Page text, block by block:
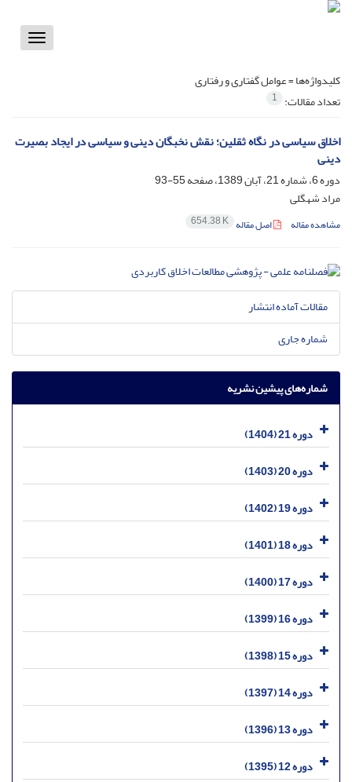
Toggle
کلیدواژه‌ها =عوامل گفتاری و رفتاری
تعداد مقالات: 1
اخلاق سیاسی در نگاه ثقلین؛ نقش نخبگان دینی و سیاسی در ایجاد بصیرت
دینی
دوره 6، شماره 21، آبان 1389، صفحه
55-93
مراد شهگلی
مشاهده مقاله اصل مقاله 654.38 K
مقالات آماده انتشار
شماره جاری
شماره‌های پیشین نشریه
دوره 21 (1404)
دوره 20 (1403)
دوره 19 (1402)
دوره 18 (1401)
دوره 17 (1400)
دوره 16 (1399)
دوره 15 (1398)
دوره 14 (1397)
دوره 13 (1396)
دوره 12 (1395)